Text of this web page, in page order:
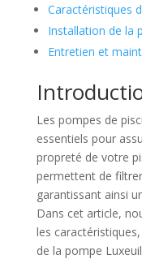
Caractéristiques
Installation de la
Entretien et
Les pompes de
essentiels pour
propreté de votre
permettent de
garantissant ainsi
Dans cet article,
les caractéristiques,
de la pompe